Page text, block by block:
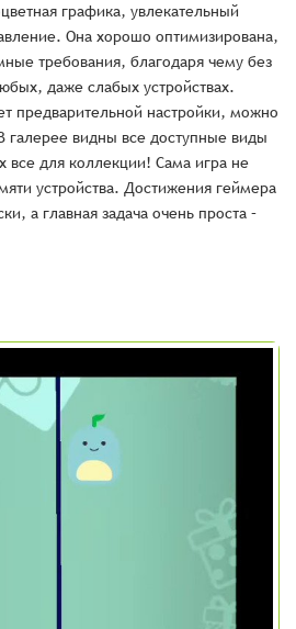
графика, увлекательный
Она хорошо оптимизирована,
требования, благодаря чему без
даже слабых устройствах.
предварительной настройки, можно
галерее видны все доступные виды
все для коллекции! Сама игра не
устройства. Достижения геймера
а главная задача очень проста –